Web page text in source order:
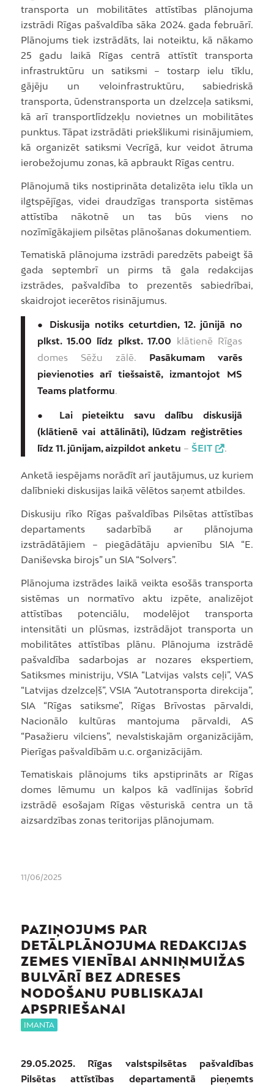
transporta un mobilitātes attīstības plānojuma
izstrādi Rīgas pašvaldība sāka 2024. gada februārī.
Plānojums tiek izstrādāts, lai noteiktu, kā nākamo
25 gadu laikā Rīgas centrā attīstīt transporta
infrastruktūru un satiksmi – tostarp ielu tīklu,
gājēju un veloinfrastruktūru, sabiedriskā
transporta, ūdenstransporta un dzelzceļa satiksmi,
kā arī transportlīdzekļu novietnes un mobilitātes
punktus. Tāpat izstrādāti priekšlikumi risinājumiem,
kā organizēt satiksmi Vecrīgā, kur veidot ātruma
ierobežojumu zonas, kā apbraukt Rīgas centru.
Plānojumā tiks nostiprināta detalizēta ielu tīkla un
ilgtspējīgas, videi draudzīgas transporta sistēmas
attīstība nākotnē un tas būs viens no
nozīmīgākajiem pilsētas plānošanas dokumentiem.
Tematiskā plānojuma izstrādi paredzēts pabeigt šā
gada septembrī un pirms tā gala redakcijas
izstrādes, pašvaldība to prezentēs sabiedrībai,
skaidrojot iecerētos risinājumus.
● Diskusija notiks ceturtdien, 12. jūnijā no
plkst. 15.00 līdz plkst. 17.00 klātienē Rīgas
domes Sēžu zālē. Pasākumam varēs
pievienoties arī tiešsaistē, izmantojot MS
Teams platformu.
● Lai pieteiktu savu dalību diskusijā
(klātienē vai attālināti), lūdzam reģistrēties
līdz 11. jūnijam, aizpildot anketu – ŠEIT .
Anketā iespējams norādīt arī jautājumus, uz kuriem
dalībnieki diskusijas laikā vēlētos saņemt atbildes.
Diskusiju rīko Rīgas pašvaldības Pilsētas attīstības
departaments sadarbībā ar plānojuma
izstrādātājiem – piegādātāju apvienību SIA “E.
Daniševska birojs” un SIA “Solvers”.
Plānojuma izstrādes laikā veikta esošās transporta
sistēmas un normatīvo aktu izpēte, analizējot
attīstības potenciālu, modelējot transporta
intensitāti un plūsmas, izstrādājot transporta un
mobilitātes attīstības plānu. Plānojuma izstrādē
pašvaldība sadarbojas ar nozares ekspertiem,
Satiksmes ministriju, VSIA “Latvijas valsts ceļi”, VAS
“Latvijas dzelzceļš”, VSIA “Autotransporta direkcija”,
SIA “Rīgas satiksme”, Rīgas Brīvostas pārvaldi,
Nacionālo kultūras mantojuma pārvaldi, AS
“Pasažieru vilciens”, nevalstiskajām organizācijām,
Pierīgas pašvaldībām u.c. organizācijām.
Tematiskais plānojums tiks apstiprināts ar Rīgas
domes lēmumu un kalpos kā vadlīnijas šobrīd
izstrādē esošajam Rīgas vēsturiskā centra un tā
aizsardzības zonas teritorijas plānojumam.
11/06/2025
PAZIŅOJUMS PAR
DETĀLPLĀNOJUMA REDAKCIJAS
ZEMES VIENĪBAI ANNIŅMUIŽAS
BULVĀRĪ BEZ ADRESES
NODOŠANU PUBLISKAJAI
APSPRIEŠANAI
IMANTA
29.05.2025. Rīgas valstspilsētas pašvaldības
Pilsētas attīstības departamentā pieņemts